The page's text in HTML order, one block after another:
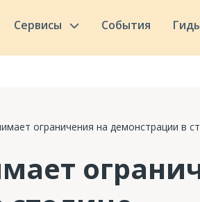
Сервисы События
ограничения на демонстрации в